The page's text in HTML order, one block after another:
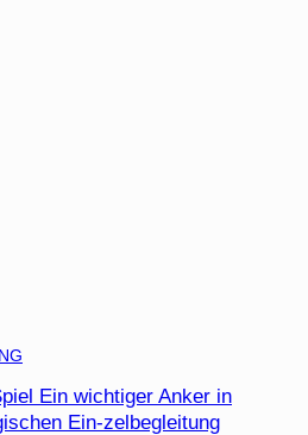
Ein wichtiger Anker in
Ein-zelbegleitung